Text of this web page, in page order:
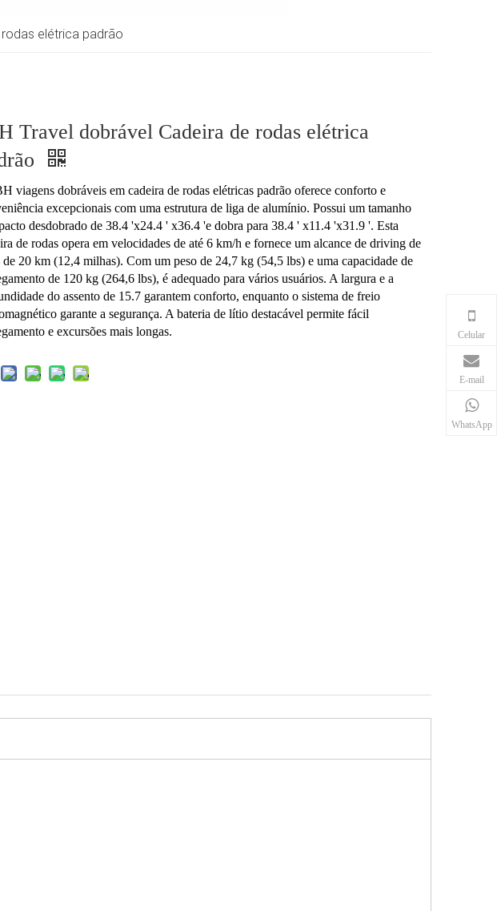
elétrica padrão
Travel dobrável Cadeira de rodas elétrica
viagens dobráveis ​​em cadeira de rodas elétricas padrão oferece conforto e
excepcionais com uma estrutura de liga de alumínio. Possui um tamanho
desdobrado de 38.4 'x24.4 ' x36.4 'e dobra para 38.4 ' x11.4 'x31.9 '. Esta
de rodas opera em velocidades de até 6 km/h e fornece um alcance de driving de
de 20 km (12,4 milhas). Com um peso de 24,7 kg (54,5 lbs) e uma capacidade de
de 120 kg (264,6 lbs), é adequado para vários usuários. A largura e a
do assento de 15.7 garantem conforto, enquanto o sistema de freio
garante a segurança. A bateria de lítio destacável permite fácil
e excursões mais longas.
Celular
E-mail
WhatsApp